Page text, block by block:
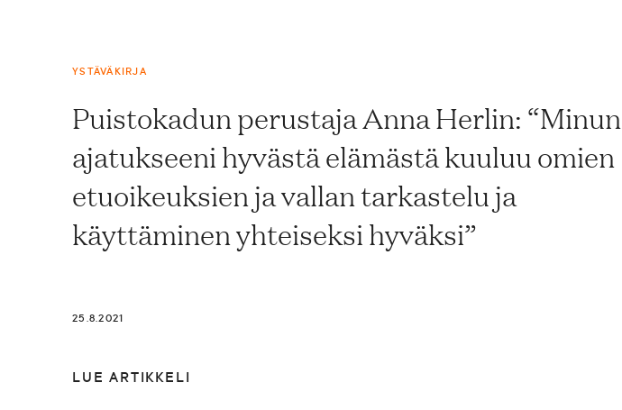
YSTÄVÄKIRJA
Puistokadun perustaja Anna Herlin: “Minun
ajatukseeni hyvästä elämästä kuuluu omien
etuoikeuksien ja vallan tarkastelu ja
käyttäminen yhteiseksi hyväksi”
25.8.2021
LUE ARTIKKELI